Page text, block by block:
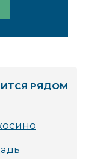
РЯДОМ